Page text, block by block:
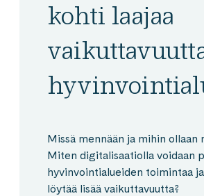
kohti laajaa
Missä mennään ja mihin ollaan
Miten digitalisaatiolla voidaan
hyvinvointialueiden toimintaa
löytää lisää vaikuttavuutta?